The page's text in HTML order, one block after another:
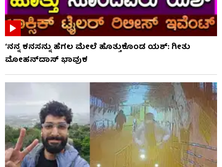
‘ನನ್ನ ಕನಸನ್ನು ಹೆಗಲ ಮೇಲೆ ಹೊತ್ತುಕೊಂಡ ಯಶ್: ಗೀತು
ಮೋಹನ್​​ದಾಸ್ ಭಾವುಕ